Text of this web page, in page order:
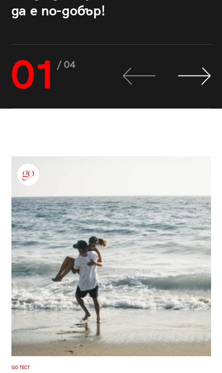
да е по-добър!
01 / 04
GO ТЕСТ